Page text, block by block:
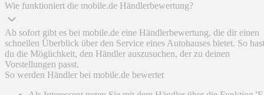
Wie funktioniert die mobile.de Händlerbewertung?
Ab sofort gibt es bei mobile.de eine Händlerbewertung, die dir einen
schnellen Überblick über den Service eines Autohauses bietet. So hast
du die Möglichkeit, den Händler auszusuchen, der zu deinen
Vorstellungen passt.
So werden Händler bei mobile.de bewertet